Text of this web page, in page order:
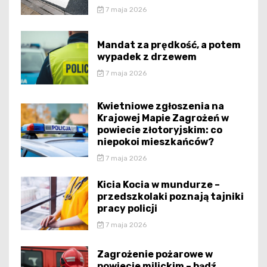
7 maja 2026
Mandat za prędkość, a potem
wypadek z drzewem
7 maja 2026
Kwietniowe zgłoszenia na
Krajowej Mapie Zagrożeń w
powiecie złotoryjskim: co
niepokoi mieszkańców?
7 maja 2026
Kicia Kocia w mundurze –
przedszkolaki poznają tajniki
pracy policji
7 maja 2026
Zagrożenie pożarowe w